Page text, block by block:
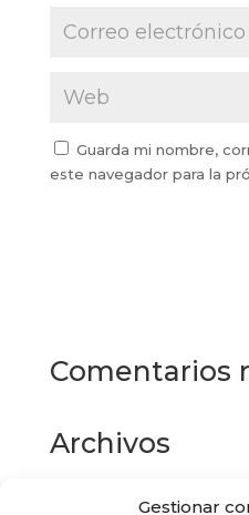
Gestionar
Guarda mi nombre,
este navegador para la
Comentarios
Archivos